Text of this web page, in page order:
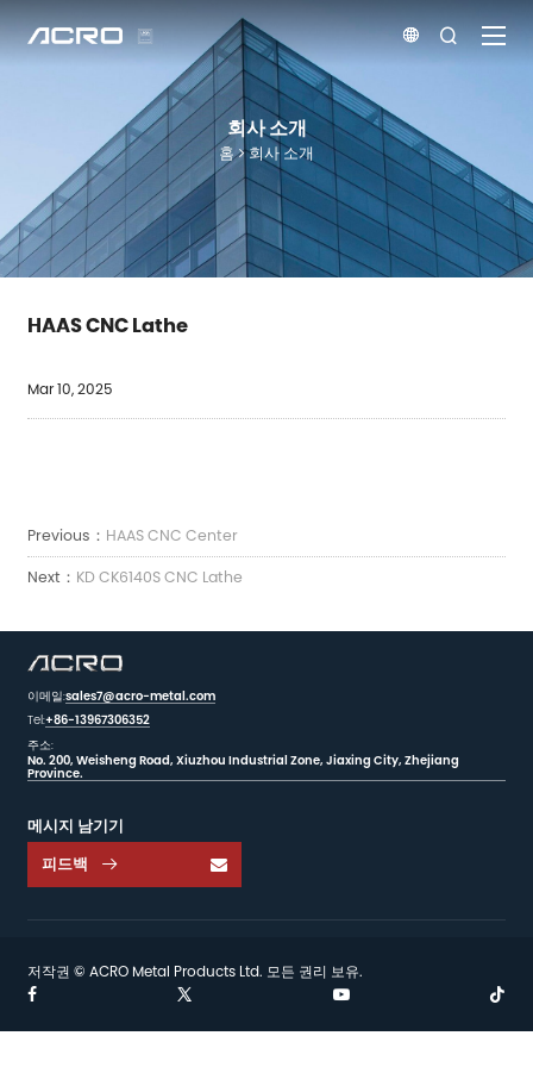
 
회사 소개
홈 회사 소개
HAAS CNC Lathe
Mar 10, 2025
Previous： HAAS CNC Center
Next： KD CK6140S CNC Lathe
이메일:sales7@acro-metal.com
Tel:+86-13967306352
주소:
No. 200, Weisheng Road, Xiuzhou Industrial Zone, Jiaxing City, Zhejiang
Province.
메시지 남기기
피드백

저작권 © ACRO Metal Products Ltd. 모든 권리 보유.
 